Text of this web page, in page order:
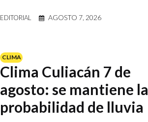
EDITORIAL AGOSTO 7, 2026
CLIMA
Clima Culiacán 7 de
agosto: se mantiene la
probabilidad de lluvia